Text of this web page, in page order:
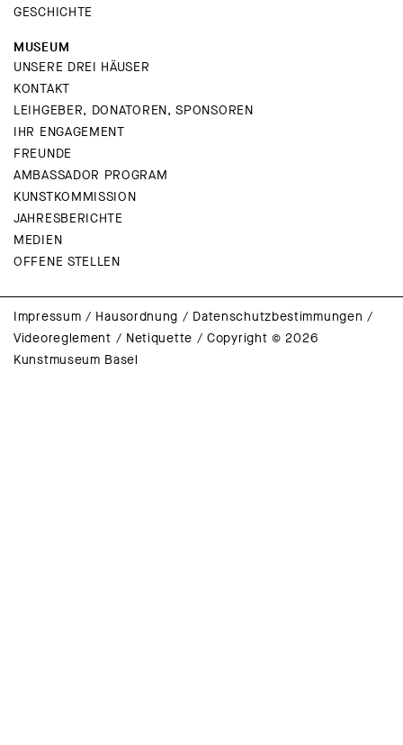
GESCHICHTE
MUSEUM
UNSERE DREI HÄUSER
KONTAKT
LEIHGEBER, DONATOREN, SPONSOREN
IHR ENGAGEMENT
FREUNDE
AMBASSADOR PROGRAM
KUNSTKOMMISSION
JAHRESBERICHTE
MEDIEN
OFFENE STELLEN
Impressum / Hausordnung / Datenschutzbestimmungen /
Videoreglement / Netiquette /Copyright © 2026
Kunstmuseum Basel